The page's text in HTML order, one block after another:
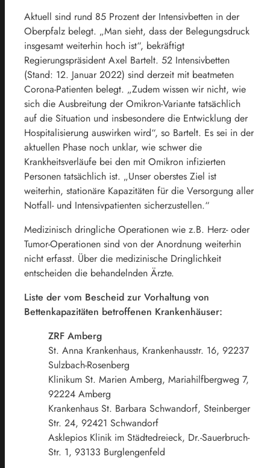
Aktuell sind rund 85 Prozent der Intensivbetten in der
Oberpfalz belegt. „Man sieht, dass der Belegungsdruck
insgesamt weiterhin hoch ist“, bekräftigt
Regierungspräsident Axel Bartelt. 52 Intensivbetten
(Stand: 12. Januar 2022) sind derzeit mit beatmeten
Corona-Patienten belegt. „Zudem wissen wir nicht, wie
sich die Ausbreitung der Omikron-Variante tatsächlich
auf die Situation und insbesondere die Entwicklung der
Hospitalisierung auswirken wird“, so Bartelt. Es sei in der
aktuellen Phase noch unklar, wie schwer die
Krankheitsverläufe bei den mit Omikron infizierten
Personen tatsächlich ist. „Unser oberstes Ziel ist
weiterhin, stationäre Kapazitäten für die Versorgung aller
Notfall- und Intensivpatienten sicherzustellen.“
Medizinisch dringliche Operationen wie z.B. Herz- oder
Tumor-Operationen sind von der Anordnung weiterhin
nicht erfasst. Über die medizinische Dringlichkeit
entscheiden die behandelnden Ärzte.
Liste der vom Bescheid zur Vorhaltung von
Bettenkapazitäten betroffenen Krankenhäuser:
ZRF Amberg
St. Anna Krankenhaus, Krankenhausstr. 16, 92237
Sulzbach-Rosenberg
Klinikum St. Marien Amberg, Mariahilfbergweg 7,
92224 Amberg
Krankenhaus St. Barbara Schwandorf, Steinberger
Str. 24, 92421 Schwandorf
Asklepios Klinik im Städtedreieck, Dr.-Sauerbruch-
Str. 1, 93133 Burglengenfeld